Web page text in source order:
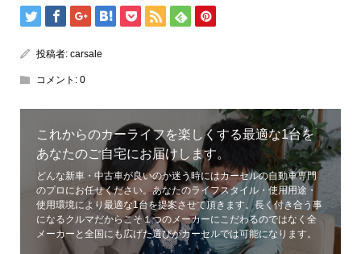
投稿者: carsale
コメント: 0
これからのカーライフを楽しくする最適な1台を
あなたのご自宅にお届けします。
どんな新車・中古車が良いのか迷う時にはカーセルの自動車専門
のプロにお任せください。あなたのライフスタイル・使用用途・
使用環境により最適な1台を提案させて頂きます。長く付き合う事
になるクルマだからこそ１つのメーカーにこだわるのではなく全
メーカーと全国にも広げた選びがカーセルでは可能になります。